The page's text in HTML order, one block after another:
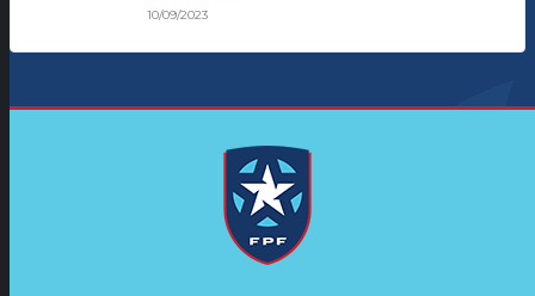
10/09/2023